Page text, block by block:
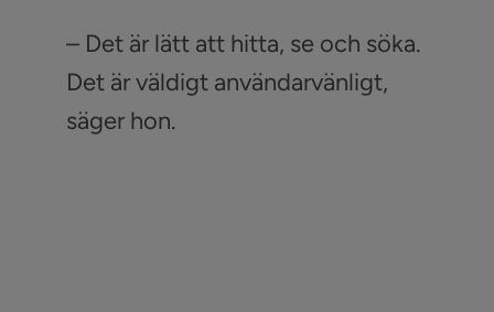
– Det är lätt att hitta, se och söka.
Det är väldigt användarvänligt,
säger hon.